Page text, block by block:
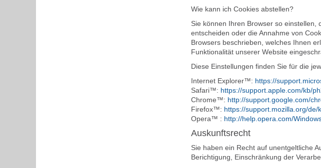
Wie kann ich Cookies abstellen?
Sie können Ihren Browser so
entscheiden oder die Annahme von
Browsers beschrieben, welches Ihnen
Funktionalität unserer Website
Diese Einstellungen finden Sie für die
Internet Explorer™: https://
Safari™: https://support.apple.com/kb/
Chrome™: http://support.google.com/
Firefox™: https://support.mozilla.org/
Opera™ : http://help.opera.com/
Auskunftsrecht
Sie haben ein Recht auf unentgeltliche
Berichtigung, Einschränkung der